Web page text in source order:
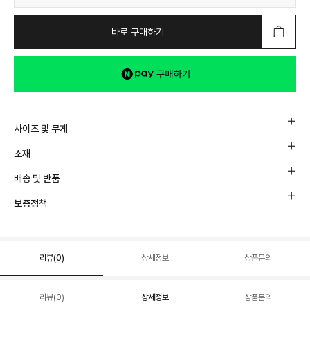
바로 구매하기
사이즈 및 무게
소재
배송 및 반품
보증정책
리뷰(0) 상세정보 상품문의
리뷰(0) 상세정보 상품문의